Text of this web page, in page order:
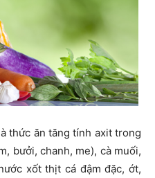
thức ăn tăng tính axit trong
bưởi, chanh, me), cà muối,
xốt thịt cá đậm đặc, ớt,